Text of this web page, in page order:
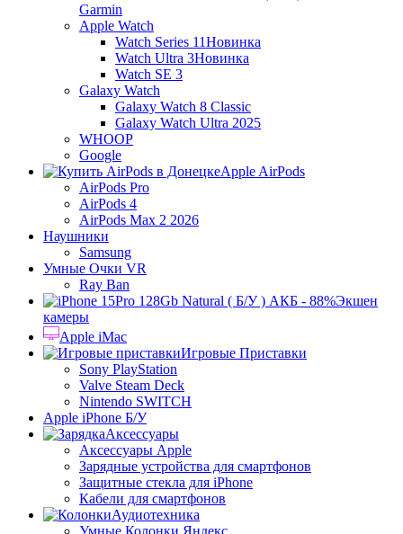
Garmin
Apple Watch
Watch Series 11Новинка
Watch Ultra 3Новинка
Watch SE 3
Galaxy Watch
Galaxy Watch 8 Classic
Galaxy Watch Ultra 2025
WHOOP
Google
Apple AirPods
AirPods Pro
AirPods 4
AirPods Max 2 2026
Наушники
Samsung
Умные Очки VR
Ray Ban
Экшен
камеры
Apple iMac
Игровые Приставки
Sony PlayStation
Valve Steam Deck
Nintendo SWITCH
Apple iPhone Б/У
Аксессуары
Аксессуары Apple
Зарядные устройства для смартфонов
Защитные стекла для iPhone
Кабели для смартфонов
Аудиотехника
Умные Колонки Яндекс